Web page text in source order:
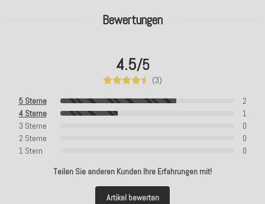
Bewertungen
4.5/5
(3)
5 Sterne
2
4 Sterne
1
3 Sterne
0
2 Sterne
0
1 Stern
0
Teilen Sie anderen Kunden Ihre Erfahrungen mit!
Artikel bewerten